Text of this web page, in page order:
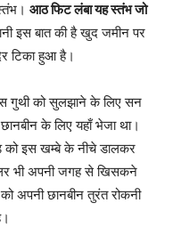
आठ फिट लंबा यह स्तंभ जो
इस बात की है खुद जमीन पर
टिका हुआ है।
गुथी को सुलझाने के लिए सन
के लिए यहाँ भेजा था।
को इस खम्बे के नीचे डालकर
भी अपनी जगह से खिसकने
अपनी छानबीन तुरंत रोकनी